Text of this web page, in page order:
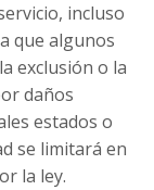
incluso
que algunos
exclusión o la
daños
estados o
se limitará en
la ley.